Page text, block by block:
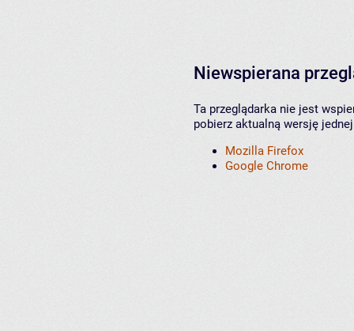
Niewspierana
Ta przeglądarka nie jest
pobierz aktualną wersję
Mozilla Firefox
Google Chrome